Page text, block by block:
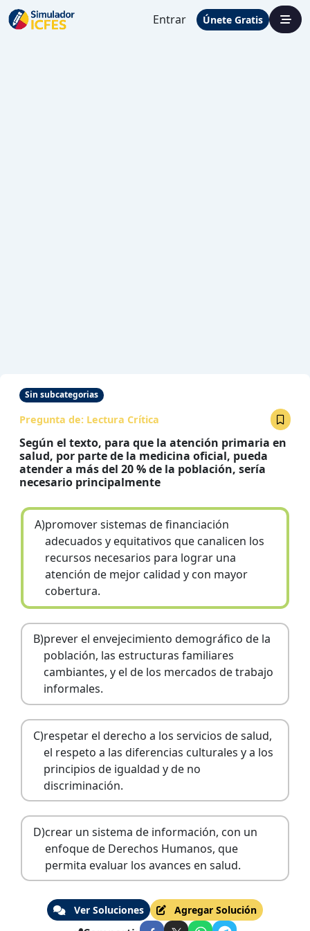
Entrar Únete Gratis
Sin subcategorias
Pregunta de: Lectura Crítica
Según el texto, para que la atención primaria en
salud, por parte de la medicina oficial, pueda
atender a más del 20 % de la población, sería
necesario principalmente
A)promover sistemas de financiación
adecuados y equitativos que canalicen los
recursos necesarios para lograr una
atención de mejor calidad y con mayor
cobertura.
B)prever el envejecimiento demográfico de la
población, las estructuras familiares
cambiantes, y el de los mercados de trabajo
informales.
C)respetar el derecho a los servicios de salud,
el respeto a las diferencias culturales y a los
principios de igualdad y de no
discriminación.
D)crear un sistema de información, con un
enfoque de Derechos Humanos, que
permita evaluar los avances en salud.
Ver Soluciones Agregar Solución